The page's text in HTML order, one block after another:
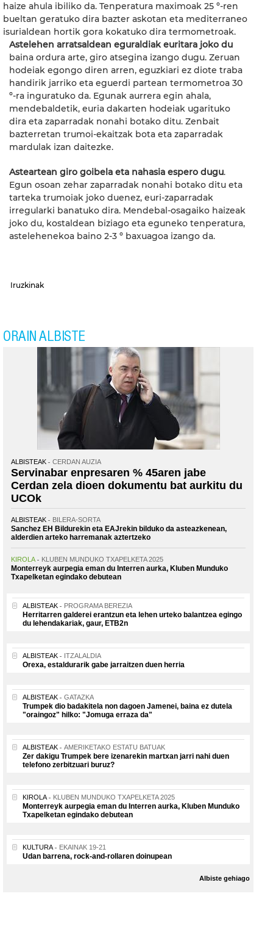
haize ahula ibiliko da. Tenperatura maximoak 25 º-ren
bueltan geratuko dira bazter askotan eta mediterraneo
isurialdean hortik gora kokatuko dira termometroak.
Astelehen arratsaldean eguraldiak euritara joko du
baina ordura arte, giro atsegina izango dugu. Zeruan
hodeiak egongo diren arren, eguzkiari ez diote traba
handirik jarriko eta eguerdi partean termometroa 30
º-ra inguratuko da. Egunak aurrera egin ahala,
mendebaldetik, euria dakarten hodeiak ugarituko
dira eta zaparradak nonahi botako ditu. Zenbait
bazterretan trumoi-ekaitzak bota eta zaparradak
mardulak izan daitezke.
Asteartean giro goibela eta nahasia espero dugu.
Egun osoan zehar zaparradak nonahi botako ditu eta
tarteka trumoiak joko duenez, euri-zaparradak
irregularki banatuko dira. Mendebal-osagaiko haizeak
joko du, kostaldean biziago eta eguneko tenperatura,
astelehenekoa baino 2-3 º baxuagoa izango da.
Iruzkinak
ORAIN ALBISTE
ALBISTEAK CERDAN AUZIA
Servinabar enpresaren % 45aren jabe
Cerdan zela dioen dokumentu bat aurkitu du
UCOk
ALBISTEAK BILERA-SORTA
Sanchez EH Bildurekin eta EAJrekin bilduko da asteazkenean,
alderdien arteko harremanak aztertzeko
KIROLA KLUBEN MUNDUKO TXAPELKETA 2025
Monterreyk aurpegia eman du Interren aurka, Kluben Munduko
Txapelketan egindako debutean
ALBISTEAK PROGRAMA BEREZIA
Herritarren galderei erantzun eta lehen urteko balantzea egingo
du lehendakariak, gaur, ETB2n
ALBISTEAK ITZALALDIA
Orexa, estaldurarik gabe jarraitzen duen herria
ALBISTEAK GATAZKA
Trumpek dio badakitela non dagoen Jamenei, baina ez dutela
"oraingoz" hilko: "Jomuga erraza da"
ALBISTEAK AMERIKETAKO ESTATU BATUAK
Zer dakigu Trumpek bere izenarekin martxan jarri nahi duen
telefono zerbitzuari buruz?
KIROLA KLUBEN MUNDUKO TXAPELKETA 2025
Monterreyk aurpegia eman du Interren aurka, Kluben Munduko
Txapelketan egindako debutean
KULTURA EKAINAK 19-21
Udan barrena, rock-and-rollaren doinupean
Albiste gehiago